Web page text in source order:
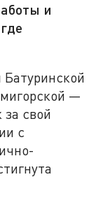
и
—
свой
с